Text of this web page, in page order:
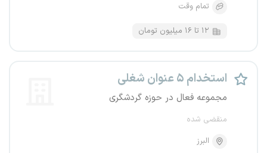
تمام وقت
۱۲ تا ۱۶ میلیون تومان
استخدام ۵ عنوان شغلی
مجموعه فعال در حوزه گردشگری
منقضی شده
البرز